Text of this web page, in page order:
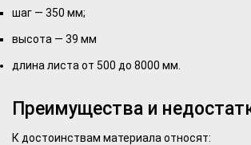
шаг — 350 мм;
высота — 39 мм
длина листа от 500 до 8000 мм.
Преимущества и
К достоинствам материала относят: